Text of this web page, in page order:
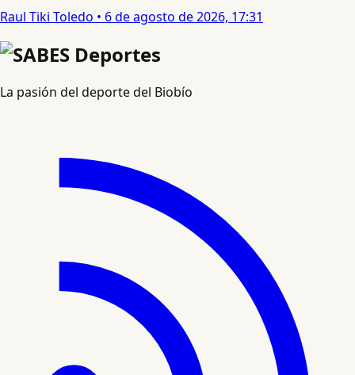
Raul Tiki Toledo • 6 de agosto de 2026, 17:31
La pasión del deporte del Biobío